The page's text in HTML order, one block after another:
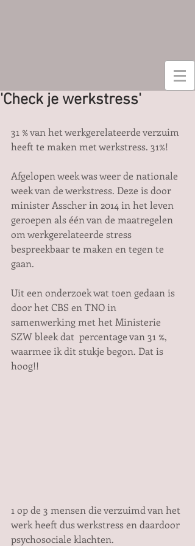
'Check je werkstress'
31 % van het werkgerelateerde verzuim
heeft te maken met werkstress. 31%!
Afgelopen week was weer de nationale
week van de werkstress. Deze is door
minister Asscher in 2014 in het leven
geroepen als één van de maatregelen
om werkgerelateerde stress
bespreekbaar te maken en tegen te
gaan.
Uit een onderzoek wat toen gedaan is
door het CBS en TNO in
samenwerking met het Ministerie
SZW bleek dat  percentage van 31 %,
waarmee ik dit stukje begon. Dat is
hoog!!
1 op de 3 mensen die verzuimd van het
werk heeft dus werkstress en daardoor
psychosociale klachten.